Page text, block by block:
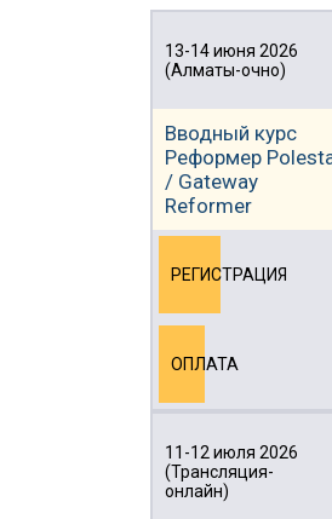
13-14 июня 2026
(Алматы-очно)
Вводный курс
Реформер
/ Gateway
Reformer
РЕГИСТРАЦИЯ
ОПЛАТА
11-12 июля 2026
(Трансляция-
онлайн)